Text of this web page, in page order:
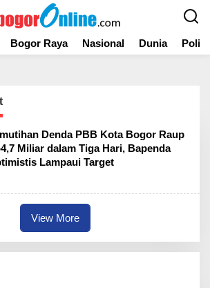
Bogor Raya Nasional Dunia
Denda PBB Kota Bogor Raup
Miliar dalam Tiga Hari, Bapenda
Lampaui Target
View More